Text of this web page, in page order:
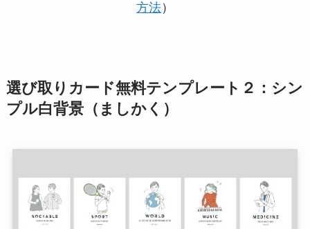
方法）
選び取りカード無料テンプレート２：シン
プル白背景（ましかく）